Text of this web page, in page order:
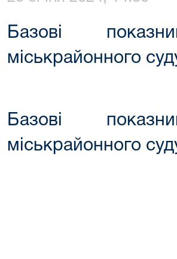
Базові
міськрайонного
Базові
міськрайонного